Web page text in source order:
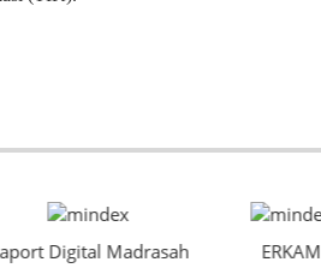
Digital Madrasah ERKAM